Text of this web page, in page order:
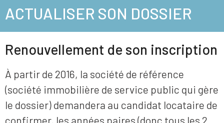
ACTUALISER SON DOSSIER
Renouvellement de son inscription
À partir de 2016, la société de référence
(société immobilière de service public qui gère
le dossier) demandera au candidat locataire de
confirmer, les années paires (donc tous les 2